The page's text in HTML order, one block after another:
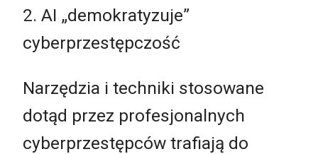
2. AI „demokratyzuje”
cyberprzestępczość
Narzędzia i techniki stosowane
dotąd przez profesjonalnych
cyberprzestępców trafiają do